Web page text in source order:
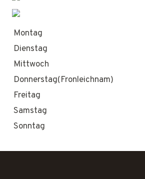
Montag
Dienstag
Mittwoch
Donnerstag(Fronleichnam)
Freitag
Samstag
Sonntag